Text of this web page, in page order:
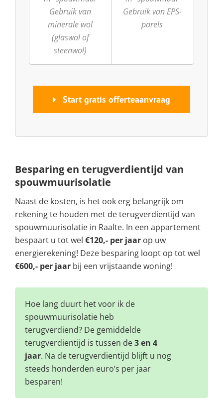
Gebruik van
minerale wol
(glaswol of
steenwol)
Gebruik van EPS-
parels
Start gratis offerteaanvraag
Besparing en terugverdientijd van
spouwmuurisolatie
Naast de kosten, is het ook erg belangrijk om
rekening te houden met de terugverdientijd van
spouwmuurisolatie in Raalte. In een appartement
bespaart u tot wel €120,- per jaar op uw
energierekening! Deze besparing loopt op tot wel
€600,- per jaar bij een vrijstaande woning!
Hoe lang duurt het voor ik de
spouwmuurisolatie heb
terugverdiend? De gemiddelde
terugverdientijd is tussen de3 en 4
jaar. Na de terugverdientijd blijft u nog
steeds honderden euro’s per jaar
besparen!